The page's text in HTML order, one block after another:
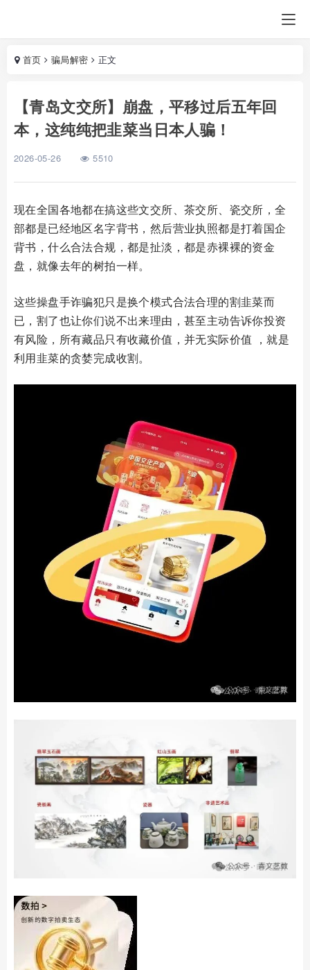
首页 骗局解密 正文
【青岛文交所】崩盘，平移过后五年回
本，这纯纯把韭菜当日本人骗！
2026-05-26 5510
现在全国各地都在搞这些文交所、茶交所、瓷交所，全
部都是已经地区名字背书，然后营业执照都是打着国企
背书，什么合法合规，都是扯淡，都是赤裸裸的资金
盘，就像去年的树拍一样。
这些操盘手诈骗犯只是换个模式合法合理的割韭菜而
已，割了也让你们说不出来理由，甚至主动告诉你投资
有风险，所有藏品只有收藏价值，并无实际价值 ，就是
利用韭菜的贪婪完成收割。